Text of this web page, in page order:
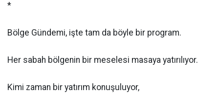
*
Bölge Gündemi, işte tam da böyle bir program.
Her sabah bölgenin bir meselesi masaya yatırılıyor.
Kimi zaman bir yatırım konuşuluyor,